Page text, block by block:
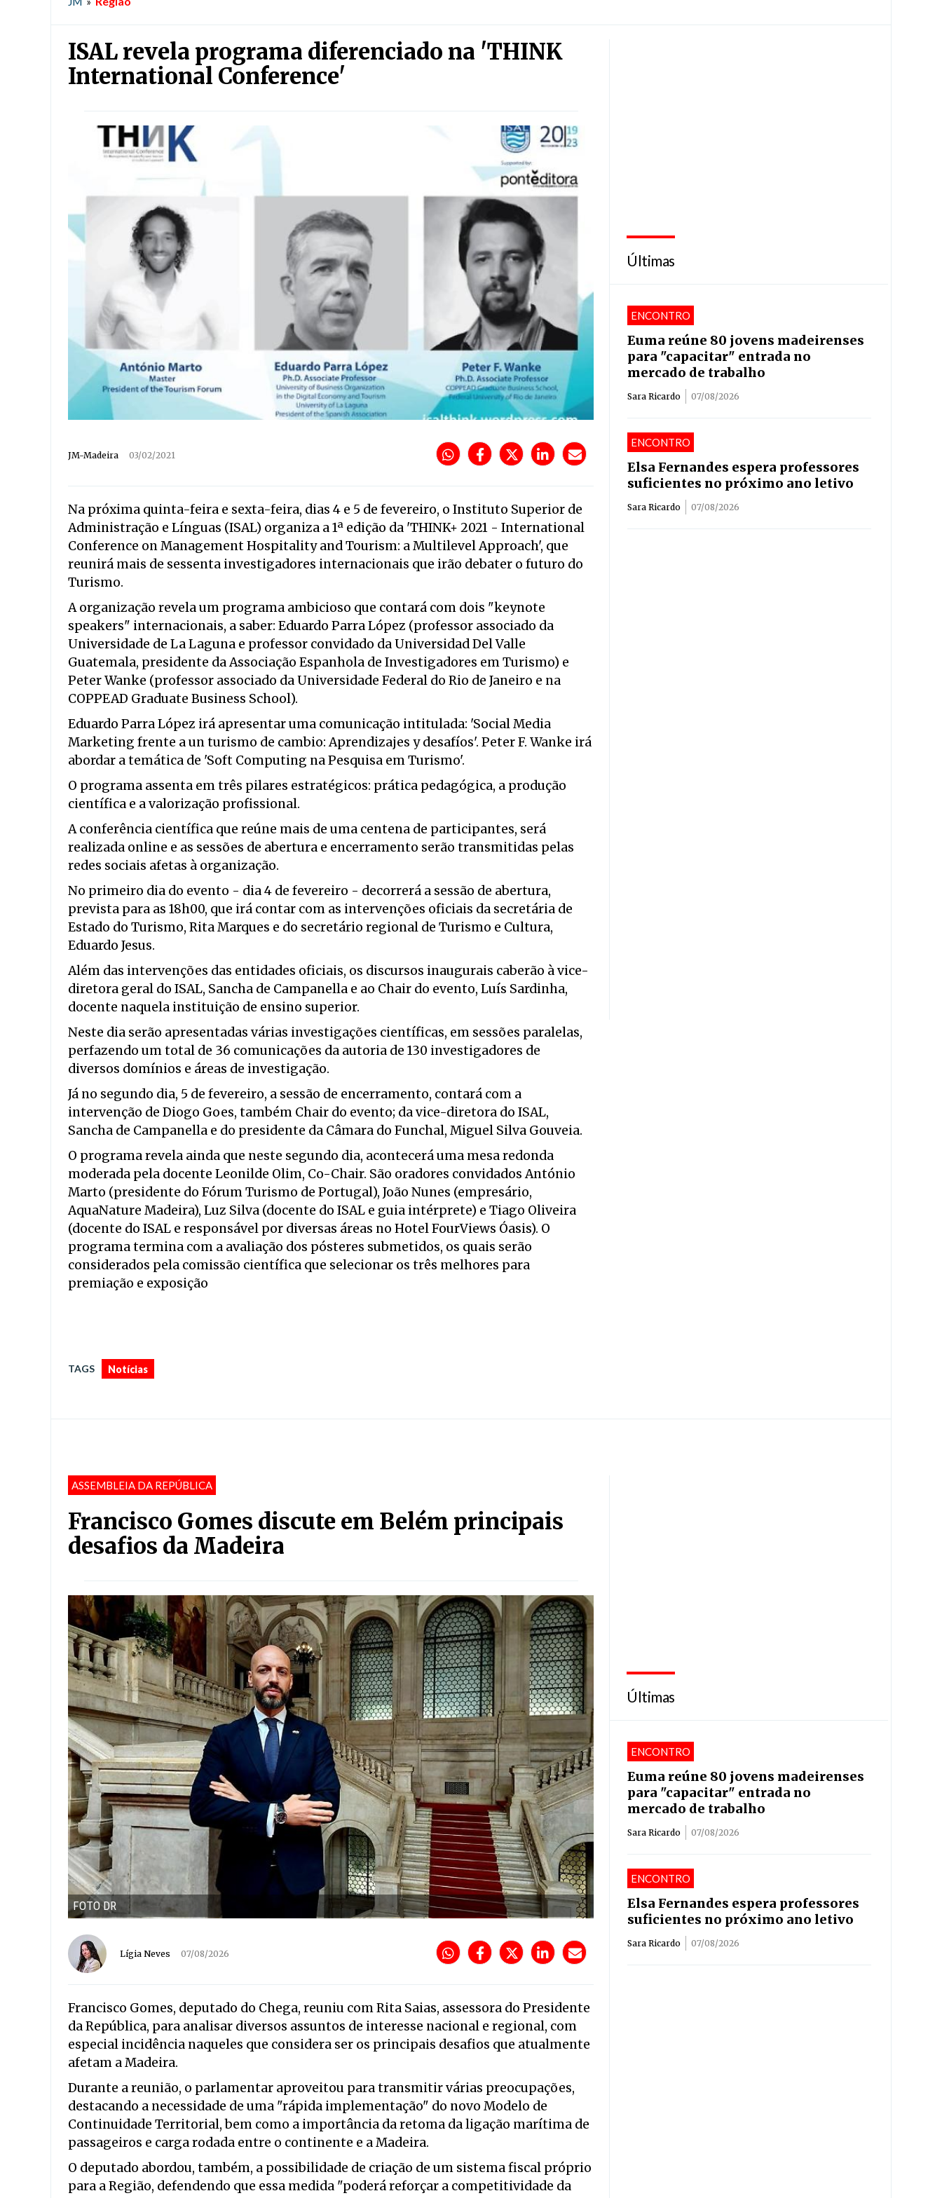
ISAL revela programa diferenciado na 'THINK
International Conference'
JM-Madeira 03/02/2021
Na próxima quinta-feira e sexta-feira, dias 4 e 5 de fevereiro, o Instituto Superior de
Administração e Línguas (ISAL) organiza a 1ª edição da 'THINK+ 2021 - International
Conference on Management Hospitality and Tourism: a Multilevel Approach', que
reunirá mais de sessenta investigadores internacionais que irão debater o futuro do
Turismo.
A organização revela um programa ambicioso que contará com dois "keynote
speakers" internacionais, a saber: Eduardo Parra López (professor associado da
Universidade de La Laguna e professor convidado da Universidad Del Valle
Guatemala, presidente da Associação Espanhola de Investigadores em Turismo) e
Peter Wanke (professor associado da Universidade Federal do Rio de Janeiro e na
COPPEAD Graduate Business School).
Eduardo Parra López irá apresentar uma comunicação intitulada: 'Social Media
Marketing frente a un turismo de cambio: Aprendizajes y desafíos'. Peter F. Wanke irá
abordar a temática de 'Soft Computing na Pesquisa em Turismo'.
O programa assenta em três pilares estratégicos: prática pedagógica, a produção
científica e a valorização profissional.
A conferência científica que reúne mais de uma centena de participantes, será
realizada online e as sessões de abertura e encerramento serão transmitidas pelas
redes sociais afetas à organização.
No primeiro dia do evento - dia 4 de fevereiro - decorrerá a sessão de abertura,
prevista para as 18h00, que irá contar com as intervenções oficiais da secretária de
Estado do Turismo, Rita Marques e do secretário regional de Turismo e Cultura,
Eduardo Jesus.
Além das intervenções das entidades oficiais, os discursos inaugurais caberão à vice-
diretora geral do ISAL, Sancha de Campanella e ao Chair do evento, Luís Sardinha,
docente naquela instituição de ensino superior.
Neste dia serão apresentadas várias investigações científicas, em sessões paralelas,
perfazendo um total de 36 comunicações da autoria de 130 investigadores de
diversos domínios e áreas de investigação.
Já no segundo dia, 5 de fevereiro, a sessão de encerramento, contará com a
intervenção de Diogo Goes, também Chair do evento; da vice-diretora do ISAL,
Sancha de Campanella e do presidente da Câmara do Funchal, Miguel Silva Gouveia.
O programa revela ainda que neste segundo dia, acontecerá uma mesa redonda
moderada pela docente Leonilde Olim, Co-Chair. São oradores convidados António
Marto (presidente do Fórum Turismo de Portugal), João Nunes (empresário,
AquaNature Madeira), Luz Silva (docente do ISAL e guia intérprete) e Tiago Oliveira
(docente do ISAL e responsável por diversas áreas no Hotel FourViews Óasis). O
programa termina com a avaliação dos pósteres submetidos, os quais serão
considerados pela comissão científica que selecionar os três melhores para
premiação e exposição
TAGS Notícias
Últimas
ENCONTRO
Euma reúne 80 jovens madeirenses
para "capacitar" entrada no
mercado de trabalho
Sara Ricardo 07/08/2026
ENCONTRO
Elsa Fernandes espera professores
suficientes no próximo ano letivo
Sara Ricardo 07/08/2026
ASSEMBLEIA DA REPÚBLICA
Francisco Gomes discute em Belém principais
desafios da Madeira
FOTO DR
Lígia Neves 07/08/2026
Francisco Gomes, deputado do Chega, reuniu com Rita Saias, assessora do Presidente
da República, para analisar diversos assuntos de interesse nacional e regional, com
especial incidência naqueles que considera ser os principais desafios que atualmente
afetam a Madeira.
Durante a reunião, o parlamentar aproveitou para transmitir várias preocupações,
destacando a necessidade de uma "rápida implementação" do novo Modelo de
Continuidade Territorial, bem como a importância da retoma da ligação marítima de
passageiros e carga rodada entre o continente e a Madeira.
O deputado abordou, também, a possibilidade de criação de um sistema fiscal próprio
para a Região, defendendo que essa medida "poderá reforçar a competitividade da
Últimas
ENCONTRO
Euma reúne 80 jovens madeirenses
para "capacitar" entrada no
mercado de trabalho
Sara Ricardo 07/08/2026
ENCONTRO
Elsa Fernandes espera professores
suficientes no próximo ano letivo
Sara Ricardo 07/08/2026